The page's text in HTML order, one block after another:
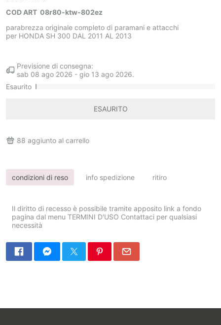
COD ART 08r80-ktw-802ez
parabrezza originale completo di paramani e attacchi
per HONDA SH 300 DAL 2011 AL 2013
Previsione di consegna:
sab 08 ago 2026 - gio 13 ago 2026.
Esaurito
ESAURITO
88 aggiunto al carrello
condizioni di reso info spedizione ritiro
Il diritto di recesso è possibile tramite apposito link a fondo
pagina dal menu TERMINI D'USO Contattaci per qualsiasi
necessità